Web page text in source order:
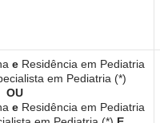
e Residência em Pediatria
em Pediatria (*)
OU
e Residência em Pediatria